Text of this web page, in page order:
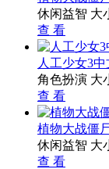
休闲益智 大
查 看
人工少女3中
角色扮演 大
查 看
植物大战僵
休闲益智 大
查 看